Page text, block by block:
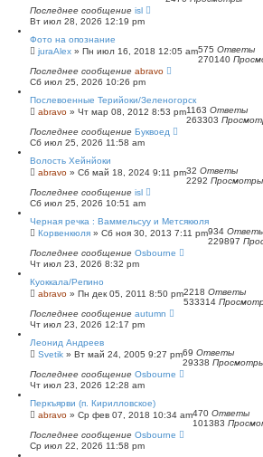
Последнее сообщение isl
Вт июл 28, 2026 12:19 pm
Фото на опознание
juraAlex » Пн июл 16, 2018 12:05 am575 Ответы
270140
Последнее сообщение abravo
Сб июл 25, 2026 10:26 pm
Послевоенные Терийоки/Зеленогорск
abravo » Чт мар 08, 2012 8:53 pm1163 Ответы
263303
Последнее сообщение Буквоед
Сб июл 25, 2026 11:58 am
Волость Хейнйоки
abravo » Сб май 18, 2024 9:11 pm32 Ответы
2292 Просмотры
Последнее сообщение isl
Сб июл 25, 2026 10:51 am
Черная речка : Ваммельсуу и Метсякюля
Корвенкюля » Сб ноя 30, 2013 7:11 pm934
229897
Последнее сообщение Osbourne
Чт июл 23, 2026 8:32 pm
Куоккала/Репино
abravo » Пн дек 05, 2011 8:50 pm2218 Ответы
533314
Последнее сообщение autumn
Чт июл 23, 2026 12:17 pm
Леонид Андреев
Svetik » Вт май 24, 2005 9:27 pm69 Ответы
29338
Последнее сообщение Osbourne
Чт июл 23, 2026 12:28 am
Перкъярви (п. Кирилловское)
abravo » Ср фев 07, 2018 10:34 am470 Ответы
101383
Последнее сообщение Osbourne
Ср июл 22, 2026 11:58 pm